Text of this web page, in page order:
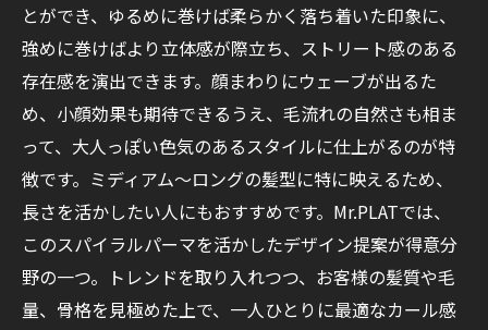
とができ、ゆるめに巻けば柔らかく落ち着いた印象に、
強めに巻けばより立体感が際立ち、ストリート感のある
存在感を演出できます。顔まわりにウェーブが出るた
め、小顔効果も期待できるうえ、毛流れの自然さも相ま
って、大人っぽい色気のあるスタイルに仕上がるのが特
徴です。ミディアム〜ロングの髪型に特に映えるため、
長さを活かしたい人にもおすすめです。Mr.PLATでは、
このスパイラルパーマを活かしたデザイン提案が得意分
野の一つ。トレンドを取り入れつつ、お客様の髪質や毛
量、骨格を見極めた上で、一人ひとりに最適なカール感